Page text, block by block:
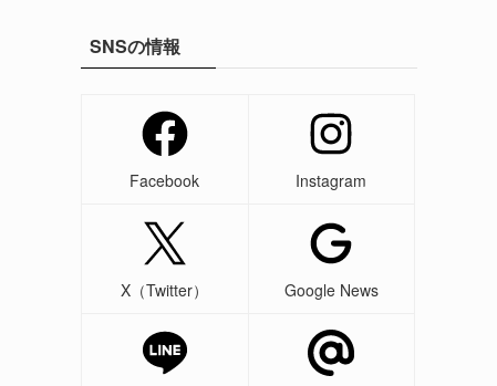
SNSの情報
Facebook Instagram
X（Twitter） Google News